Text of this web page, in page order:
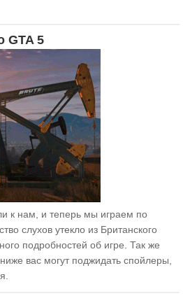
GTA 5
к нам, и теперь мы играем по
слухов утекло из Британского
подробностей об игре. Так же
вас могут поджидать спойлеры,